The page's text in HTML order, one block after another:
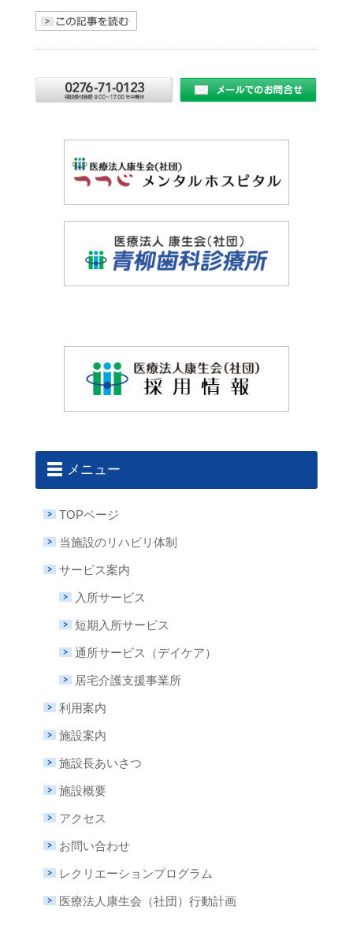
メニュー
TOPページ
当施設のリハビリ体制
サービス案内
入所サービス
短期入所サービス
通所サービス（デイケア）
居宅介護支援事業所
利用案内
施設案内
施設長あいさつ
施設概要
アクセス
お問い合わせ
レクリエーションプログラム
医療法人康生会（社団）行動計画